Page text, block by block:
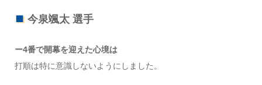
今泉颯太 選手
ー4番で開幕を迎えた心境は
打順は特に意識しないようにしました。